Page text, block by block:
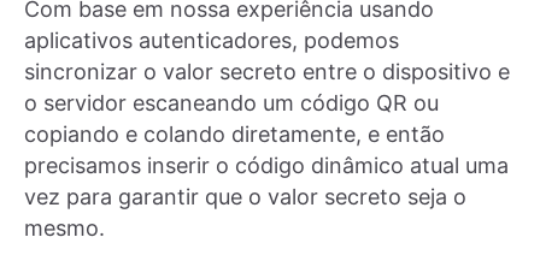
Com base em nossa experiência usando
aplicativos autenticadores, podemos
sincronizar o valor secreto entre o dispositivo e
o servidor escaneando um código QR ou
copiando e colando diretamente, e então
precisamos inserir o código dinâmico atual uma
vez para garantir que o valor secreto seja o
mesmo.